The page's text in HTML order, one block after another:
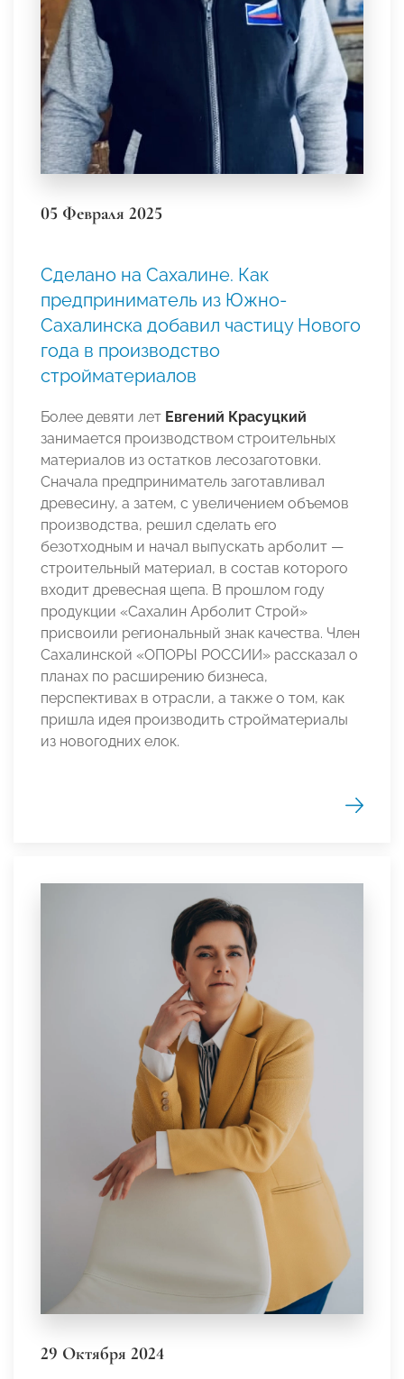
05 Февраля 2025
Сделано на Сахалине. Как
предприниматель из Южно-
Сахалинска добавил частицу Нового
года в производство
стройматериалов
Более девяти лет Евгений Красуцкий
занимается производством строительных
материалов из остатков лесозаготовки.
Сначала предприниматель заготавливал
древесину, а затем, с увеличением объемов
производства, решил сделать его
безотходным и начал выпускать арболит —
строительный материал, в состав которого
входит древесная щепа. В прошлом году
продукции «Сахалин Арболит Строй»
присвоили региональный знак качества. Член
Сахалинской «ОПОРЫ РОССИИ» рассказал о
планах по расширению бизнеса,
перспективах в отрасли, а также о том, как
пришла идея производить стройматериалы
из новогодних елок.
29 Октября 2024